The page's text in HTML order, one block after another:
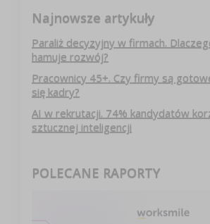
Najnowsze artykuły
Paraliż decyzyjny w firmach.
hamuje rozwój?
Pracownicy 45+. Czy firmy są
się kadry?
AI w rekrutacji. 74% kandydatów
sztucznej inteligencji
POLECANE RAPORTY